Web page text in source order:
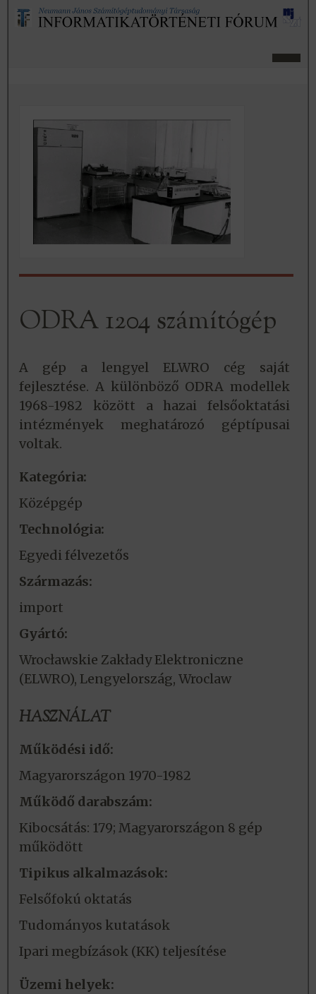
ODRA 1204 számítógép
A gép a lengyel ELWRO cég saját
fejlesztése. A különböző ODRA modellek
1968-1982 között a hazai felsőoktatási
intézmények meghatározó géptípusai
voltak.
Kategória:
Középgép
Technológia:
Egyedi félvezetős
Származás:
import
Gyártó:
Wrocławskie Zakłady Elektroniczne
(ELWRO), Lengyelország, Wroclaw
HASZNÁLAT
Működési idő:
Magyarországon 1970-1982
Működő darabszám:
Kibocsátás: 179; Magyarországon 8 gép
működött
Tipikus alkalmazások:
Felsőfokú oktatás
Tudományos kutatások
Ipari megbízások (KK) teljesítése
Üzemi helyek: